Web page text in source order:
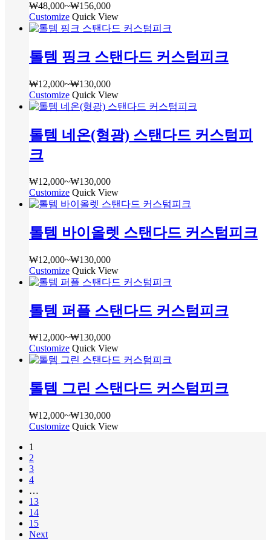
습
니
옵
션
을
택
수
있
습
다
다.
상
품
이
지
에
서
옵
을
선
수
있
습
다
₩48,000~₩156,000가
격
범
₩48,000~₩156,000
Customize 여
러
품
옵
션
이
이
품
에
니
다.
상
페
지
에
서
션
선
택
할
있
습
니
다
Quick View
톨템 핑크 스탠다드 커스텀피크
₩12,000~₩130,000가
격
범
₩12,000~₩130,000
Customize 여
러
품
옵
이
상
품
있
니
다.
상
페
지
에
서
션
선
택
Quick View
톨템 네온(형광) 스탠다드 커스텀피
크
₩12,000~₩130,000가
격
범
₩12,000~₩130,000
Customize 여
러
품
옵
션
이
이
품
에
있
습
니
상
품
이
지
Quick View
톨템 바이올렛 스탠다드 커스텀피크
₩12,000~₩130,000가
격
범
₩12,000~₩130,000
Customize 여
러
품
옵
션
이
이
품
에
있
습
Quick View
톨템 퍼플 스탠다드 커스텀피크
₩12,000~₩130,000가
격
범
₩12,000~₩130,000
Customize 여
러
품
옵
션
이
Quick View
톨템 그린 스탠다드 커스텀피크
₩12,000~₩130,000가
격
Customize 여
Quick View
1
2
3
4
…
13
14
15
Next